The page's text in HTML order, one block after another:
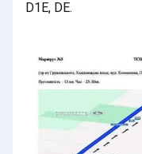
D1E, DE.